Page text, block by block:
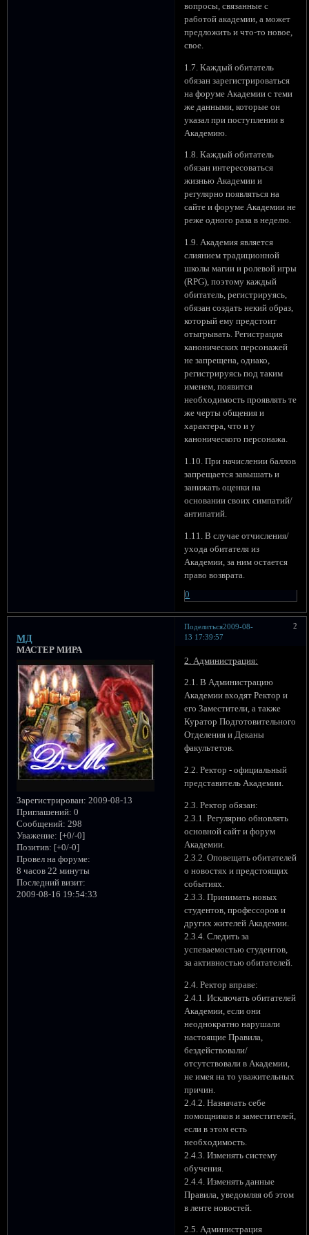
вопросы, связанные с
работой академии, а может
предложить и что-то новое,
свое.
1.7. Каждый обитатель
обязан зарегистрироваться
на форуме Академии с теми
же данными, которые он
указал при поступлении в
Академию.
1.8. Каждый обитатель
обязан интересоваться
жизнью Академии и
регулярно появляться на
сайте и форуме Академии не
реже одного раза в неделю.
1.9. Академия является
слиянием традиционной
школы магии и ролевой игры
(RPG), поэтому каждый
обитатель, регистрируясь,
обязан создать некий образ,
который ему предстоит
отыгрывать. Регистрация
канонических персонажей
не запрещена, однако,
регистрируясь под таким
именем, появится
необходимость проявлять те
же черты общения и
характера, что и у
канонического персонажа.
1.10. При начислении баллов
запрещается завышать и
занижать оценки на
основании своих симпатий/
антипатий.
1.11. В случае отчисления/
ухода обитателя из
Академии, за ним остается
право возврата.
0
Поделиться 2
2009-08-
13 17:39:57
МД
МАСТЕР МИРА
Зарегистрирован: 2009-08-13
Приглашений: 0
Сообщений: 298
Уважение: [+0/-0]
Позитив: [+0/-0]
Провел на форуме:
8 часов 22 минуты
Последний визит:
2009-08-16 19:54:33
2. Администрация:
2.1. В Администрацию
Академии входят Ректор и
его Заместители, а также
Куратор Подготовительного
Отделения и Деканы
факультетов.
2.2. Ректор - официальный
представитель Академии.
2.3. Ректор обязан:
2.3.1. Регулярно обновлять
основной сайт и форум
Академии.
2.3.2. Оповещать обитателей
о новостях и предстоящих
событиях.
2.3.3. Принимать новых
студентов, профессоров и
других жителей Академии.
2.3.4. Следить за
успеваемостью студентов,
за активностью обитателей.
2.4. Ректор вправе:
2.4.1. Исключать обитателей
Академии, если они
неоднократно нарушали
настоящие Правила,
бездействовали/
отсутствовали в Академии,
не имея на то уважительных
причин.
2.4.2. Назначать себе
помощников и заместителей,
если в этом есть
необходимость.
2.4.3. Изменять систему
обучения.
2.4.4. Изменять данные
Правила, уведомляя об этом
в ленте новостей.
2.5. Администрация